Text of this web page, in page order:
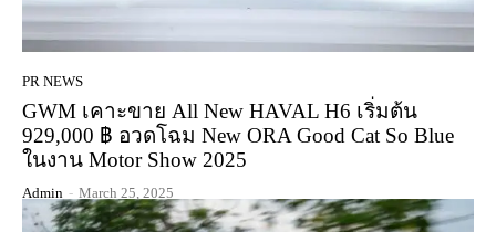
PR NEWS
GWM เคาะขาย All New HAVAL H6 เริ่มต้น
929,000 ฿ อวดโฉม New ORA Good Cat So Blue
ในงาน Motor Show 2025
Admin - March 25, 2025